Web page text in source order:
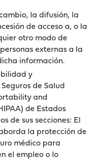
la difusión, la
de acceso a, o la
otro modo de
externas a la
información.
y
de Salud
and
de Estados
de sus secciones: El
la protección de
médico para
el empleo o lo